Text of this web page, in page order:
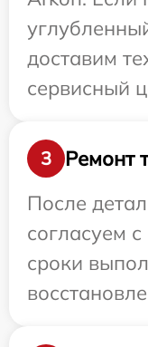
доставим
сервисный
3
Ремонт
После
согласуем
сроки